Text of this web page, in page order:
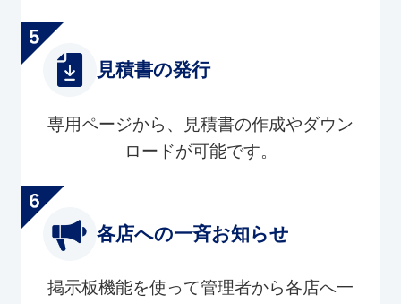
見積書の発行
専用ページから、見積書の作成やダウン
ロードが可能です。
各店への一斉お知らせ
掲示板機能を使って管理者から各店へ一